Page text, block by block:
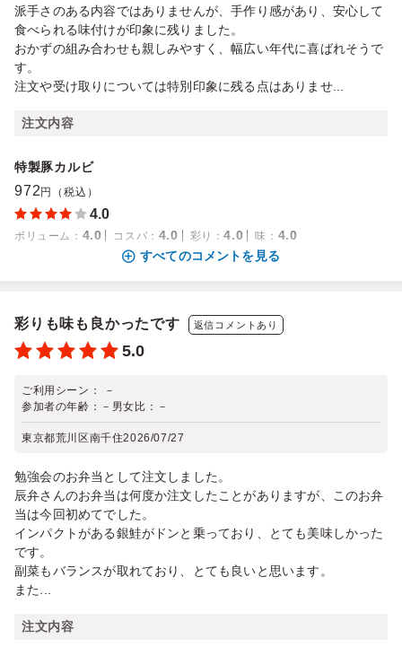
派手さのある内容ではありませんが、手作り感があり、安心して
食べられる味付けが印象に残りました。
おかずの組み合わせも親しみやすく、幅広い年代に喜ばれそうで
す。
注文や受け取りについては特別印象に残る点はありませ...
注文内容
特製豚カルビ
972 円（税込）
4.0
ボリューム ： 4.0 コスパ ： 4.0 彩り ：4.0 味 ： 4.0
すべてのコメントを見る
彩りも味も良かったです 返信コメントあり
5.0
ご利用シーン：
－
参加者の年齢： － 男女比： －
東京都荒川区南千住2026/07/27
勉強会のお弁当として注文しました。
辰弁さんのお弁当は何度か注文したことがありますが、このお弁
当は今回初めてでした。
インパクトがある銀鮭がドンと乗っており、とても美味しかった
です。
副菜もバランスが取れており、とても良いと思います。
また...
注文内容